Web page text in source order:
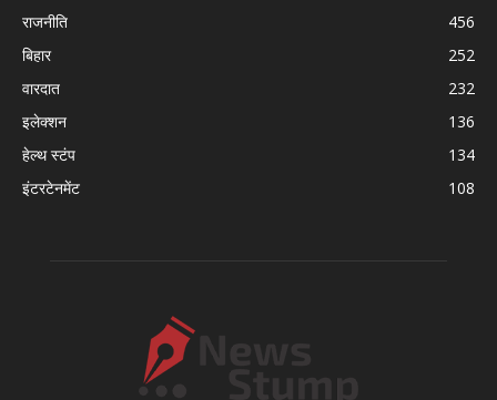
राजनीति
456
बिहार
252
वारदात
232
इलेक्शन
136
हेल्थ स्टंप
134
इंटरटेनमेंट
108